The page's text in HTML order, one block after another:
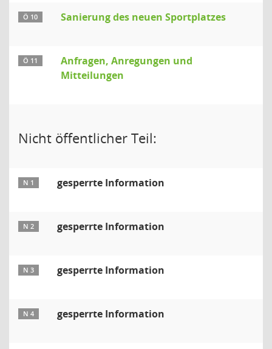
Ö 10 Sanierung des neuen Sportplatzes
Ö 11
Anfragen, Anregungen und
Mitteilungen
Nicht öffentlicher Teil:
N 1 gesperrte Information
N 2 gesperrte Information
N 3 gesperrte Information
N 4 gesperrte Information